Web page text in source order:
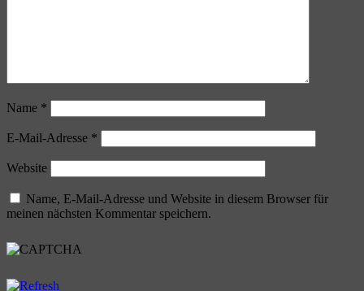
Name *
E-Mail-Adresse *
Website
Name, E-Mail-Adresse und Website in diesem Browser für
meinen nächsten Kommentar speichern.